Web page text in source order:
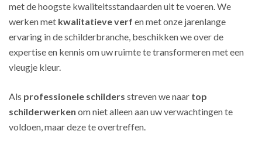
met de hoogste kwaliteitsstandaarden uit te voeren. We
werken met kwalitatieve verf en met onze jarenlange
ervaring in de schilderbranche, beschikken we over de
expertise en kennis om uw ruimte te transformeren met een
vleugje kleur.
Als professionele schilders streven we naar top
schilderwerken om niet alleen aan uw verwachtingen te
voldoen, maar deze te overtreffen.